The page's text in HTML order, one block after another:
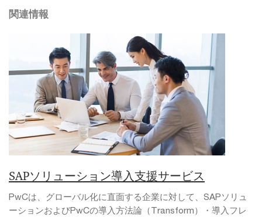
関連情報
SAPソリューション導入支援サービス
PwCは、グローバル化に直面する企業に対して、SAPソリュ
ーションおよびPwCの導入方法論（Transform）・導入フレ